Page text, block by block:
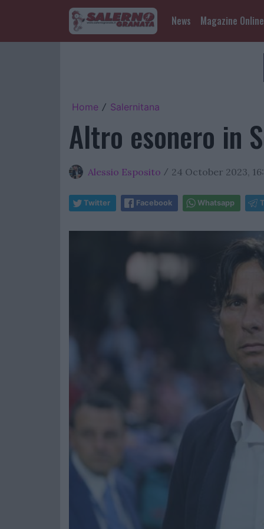
News Magazine Online
Home / Salernitana
Altro esonero in
Alessio Esposito / 24 October 2023,
Twitter Facebook Whatsapp